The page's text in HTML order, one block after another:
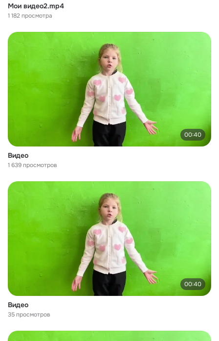
Мои видео2.mp4
1 182 просмотра
00:40
Видео
1 639 просмотров
00:40
Видео
35 просмотров